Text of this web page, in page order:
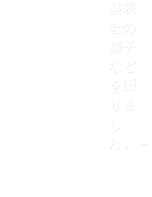
発表
会の
様子
など
を綴
りま
し
た。 –